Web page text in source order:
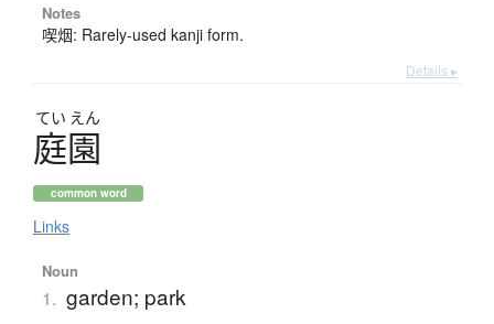
Notes
喫烟: Rarely-used kanji form.
Details ▸
てい えん
庭園
common word
Links
Noun
1. garden; park